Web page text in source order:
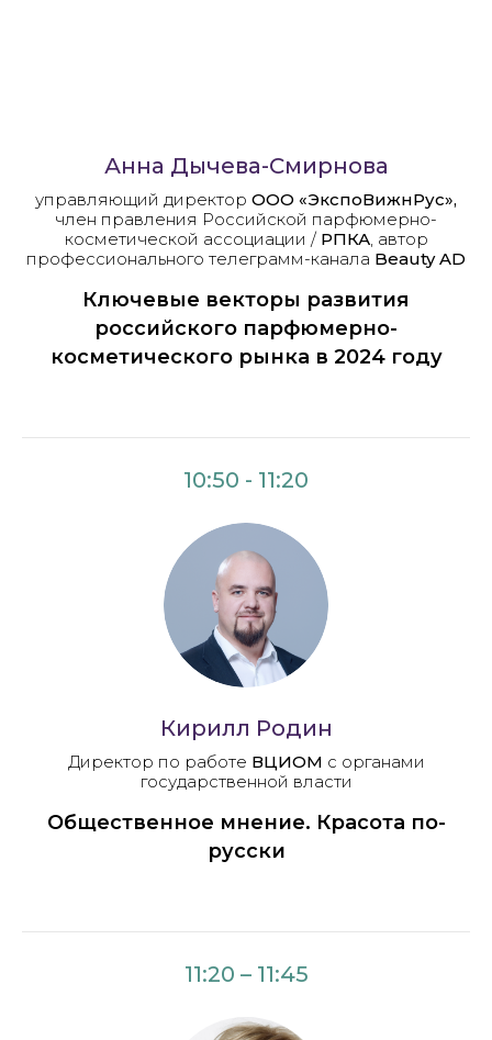
Анна Дычева-Смирнова
управляющий директор ООО «ЭкспоВижнРус»,
член правления Российской парфюмерно-
косметической ассоциации / РПКА, автор
профессионального телеграмм-канала Beauty AD
Ключевые векторы развития
российского парфюмерно-
косметического рынка в 2024 году
10:50 - 11:20
Кирилл Родин
Директор по работе ВЦИОМ с органами
государственной власти
Общественное мнение. Красота по-
русски
11:20 – 11:45